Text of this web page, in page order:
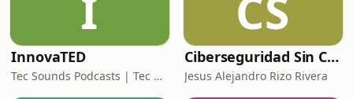
InnovaTED
Tec Sounds Podcasts | Tec de Monterrey
Ciberseguridad Sin Censura
Jesus Alejandro Rizo Rivera